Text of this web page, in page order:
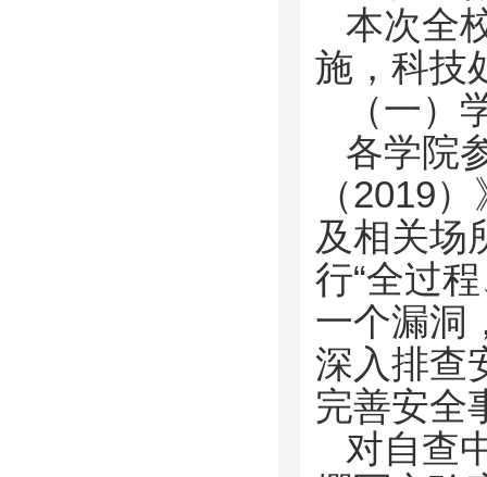
本次全
施，科技
（一
各学院
（2019
及相关场
行“全过
一个漏洞
深入排查
完善安全
对自查